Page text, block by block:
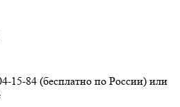
15-84 (бесплатно по России) или